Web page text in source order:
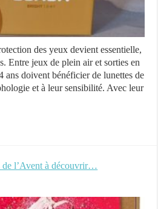
des yeux devient essentielle,
Entre jeux de plein air et sorties en
ans doivent bénéficier de lunettes de
et à leur sensibilité. Avec leur
de l’Avent à découvrir…